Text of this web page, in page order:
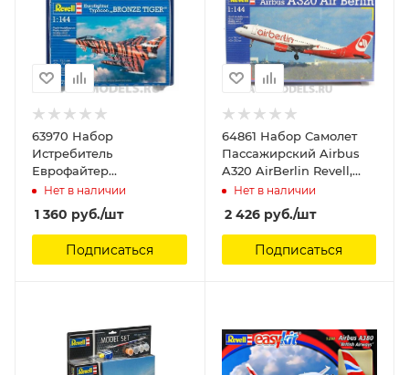
63970 Набор
Истребитель
Еврофайтер
«Бронзовый тигр»
Revell, 1/72
Нет в наличии
1 360 руб./шт
Подписаться
64861 Набор Самолет
Пассажирский Airbus
A320 AirBerlin Revell,
1/144
Нет в наличии
2 426руб./шт
Подписаться